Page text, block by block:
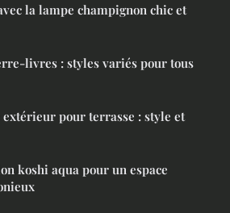
la lampe champignon chic et
livres : styles variés pour tous
pour terrasse : style et
koshi aqua pour un espace